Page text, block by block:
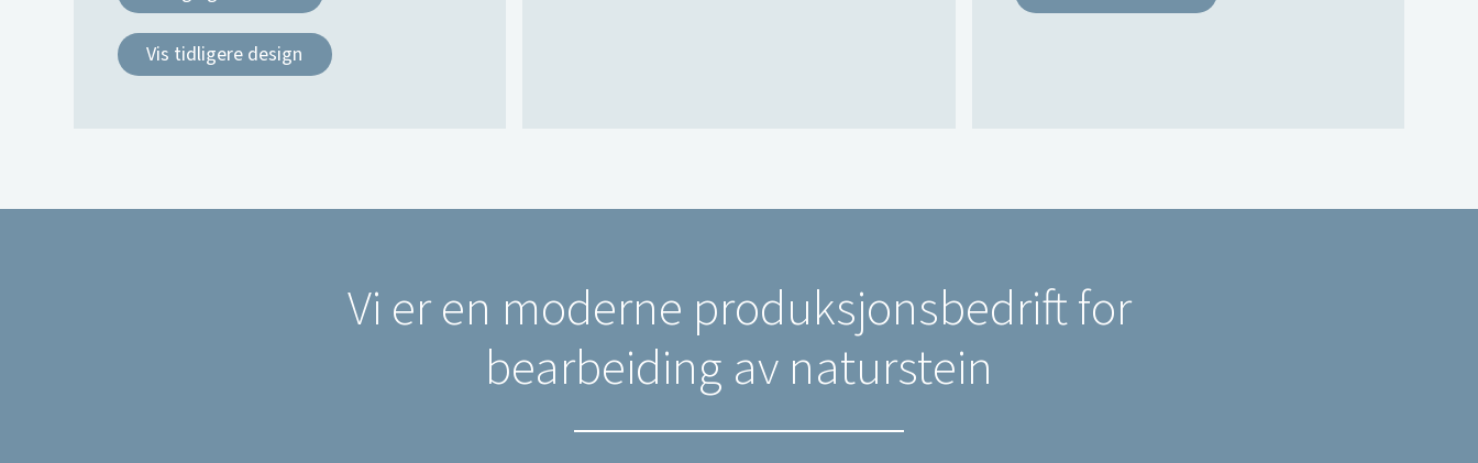
Vis tidligere design
Vi er en moderne produksjonsbedrift for
bearbeiding av naturstein